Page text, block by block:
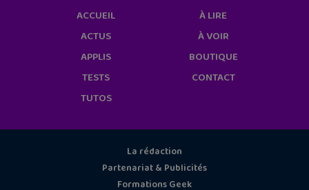
ACCUEIL
ACTUS
APPLIS
TESTS
TUTOS
À LIRE
À VOIR
BOUTIQUE
CONTACT
La rédaction
Partenariat & Publicités
Formations Geek